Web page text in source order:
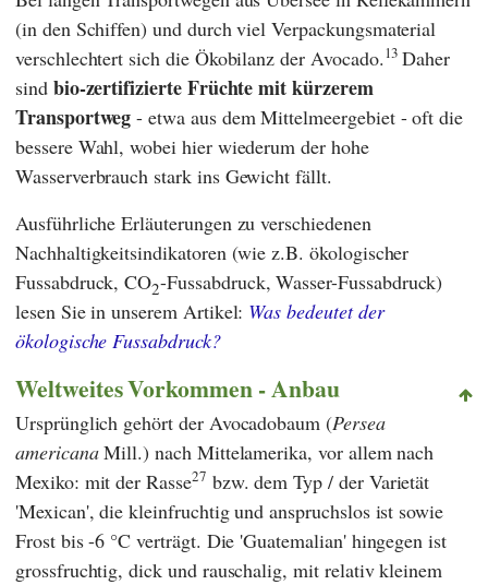
(in den Schiffen) und durch viel Verpackungsmaterial
verschlechtert sich die Ökobilanz der Avocado.13Daher
sind bio-zertifizierte Früchte mit kürzerem
Transportweg - etwa aus dem Mittelmeergebiet - oft die
bessere Wahl, wobei hier wiederum der hohe
Wasserverbrauch stark ins Gewicht fällt.
Ausführliche Erläuterungen zu verschiedenen
Nachhaltigkeitsindikatoren (wie z.B. ökologischer
Fussabdruck, CO2-Fussabdruck, Wasser-Fussabdruck)
lesen Sie in unserem Artikel: Was bedeutet der
ökologische Fussabdruck?
Weltweites Vorkommen - Anbau
Ursprünglich gehört der Avocadobaum (Persea
americanaMill.) nach Mittelamerika, vor allem nach
Mexiko: mit der Rasse27 bzw. dem Typ / der Varietät
'Mexican', die kleinfruchtig und anspruchslos ist sowie
Frost bis -6 °C verträgt. Die 'Guatemalian' hingegen ist
grossfruchtig, dick und rauschalig, mit relativ kleinem